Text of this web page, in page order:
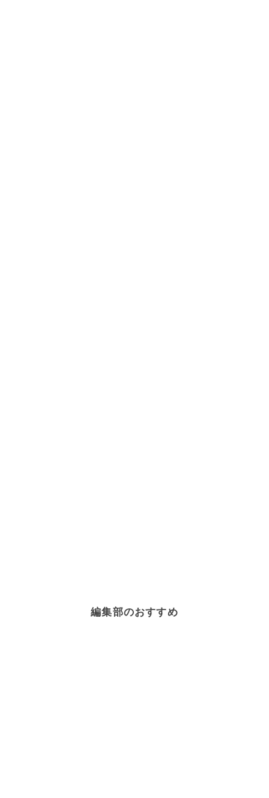
編集部のおすすめ